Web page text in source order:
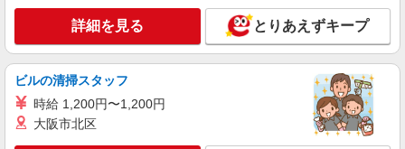
キープ 詳細を見る
派遣社員
株式会社kotrio /●CB-H-1982838
姉ケ崎駅｜シニア向けマンションでの生活サポ
詳細を見る とりあえずキープ
ビルの清掃スタッフ
時給 1,200円〜1,200円
大阪市北区